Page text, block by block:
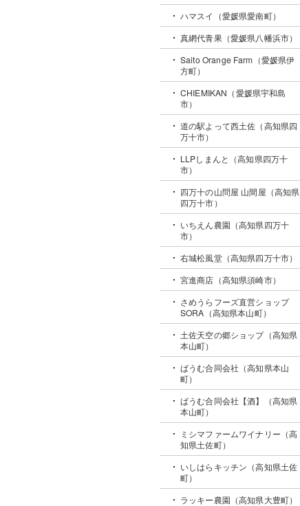
ハマスイ（愛媛県愛南町）
真網代青果（愛媛県八幡浜市）
Saito Orange Farm（愛媛県伊
方町）
CHIEMIKAN（愛媛県宇和島
市）
道の駅よって西土佐（高知県四
万十市）
LLPしまんと（高知県四万十
市）
四万十の山問屋 山間屋（高知県
四万十市）
いちえん農園（高知県四万十
市）
右城松風堂（高知県四万十市）
宮進商店（高知県須崎市）
さめうらフーズ直営ショップ
SORA（高知県本山町）
土佐天空の郷ショップ（高知県
本山町）
ばうむ合同会社（高知県本山
町）
ばうむ合同会社【酒】（高知県
本山町）
ミシマファームワイナリー（高
知県土佐町）
いしはらキッチン（高知県土佐
町）
ラッキー農園（高知県大豊町）